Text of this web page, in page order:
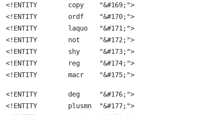
<!ENTITY	copy	"&#169;">
<!ENTITY	ordf	"&#170;">
<!ENTITY	laquo	"&#171;">
<!ENTITY	not	"&#172;">
<!ENTITY	shy	"&#173;">
<!ENTITY	reg	"&#174;">
<!ENTITY	macr	"&#175;">
<!ENTITY	deg	"&#176;">
<!ENTITY	plusmn	"&#177;">